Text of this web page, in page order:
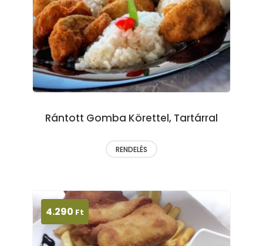
Rántott Gomba Körettel, Tartárral
RENDELÉS
4.290 Ft